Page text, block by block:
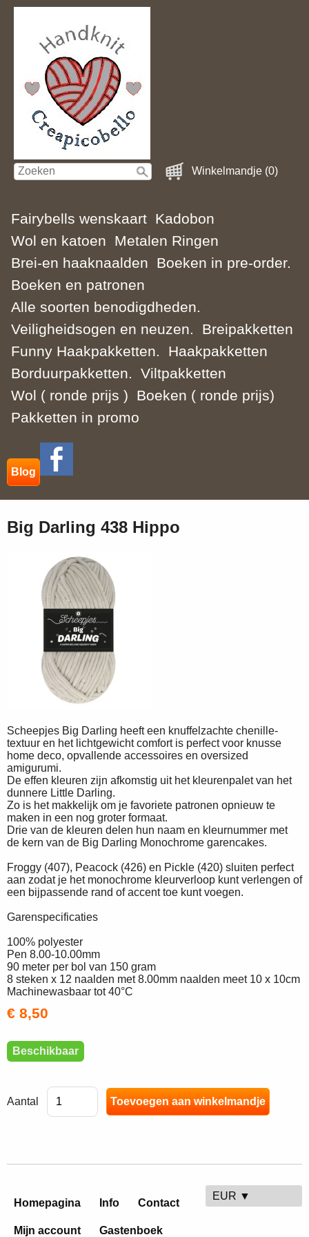
Winkelmandje (0)
Fairybells wenskaart Kadobon
Wol en katoen
Metalen Ringen
Brei-en haaknaalden
Boeken in pre-order.
Boeken en patronen
Alle soorten benodigdheden.
Veiligheidsogen en neuzen.
Breipakketten
Funny Haakpakketten.
Haakpakketten
Borduurpakketten.
Viltpakketten
Wol ( ronde prijs )
Boeken ( ronde prijs)
Pakketten in promo
Blog
Big Darling 438 Hippo
Scheepjes Big Darling heeft een knuffelzachte chenille-
textuur en het lichtgewicht comfort is perfect voor knusse
home deco, opvallende accessoires en oversized
amigurumi.
De effen kleuren zijn afkomstig uit het kleurenpalet van het
dunnere Little Darling.
Zo is het makkelijk om je favoriete patronen opnieuw te
maken in een nog groter formaat.
Drie van de kleuren delen hun naam en kleurnummer met
de kern van de Big Darling Monochrome garencakes.
Froggy (407), Peacock (426) en Pickle (420) sluiten perfect
aan zodat je het monochrome kleurverloop kunt verlengen of
een bijpassende rand of accent toe kunt voegen.
Garenspecificaties
100% polyester
Pen 8.00-10.00mm
90 meter per bol van 150 gram
8 steken x 12 naalden met 8.00mm naalden meet 10 x 10cm
Machinewasbaar tot 40°C
€ 8,50
Beschikbaar
Aantal
Homepagina Info Contact
Mijn account Gastenboek
EUR ▼